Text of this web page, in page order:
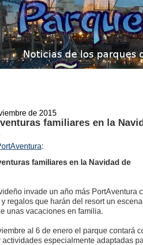
de 2015
familiares en la
:
familiares en la Navidad de
invade un año más PortAventura
regalos que harán del resort un
unas vacaciones en familia.
al 6 de enero el parque contará
actividades especialmente adaptadas